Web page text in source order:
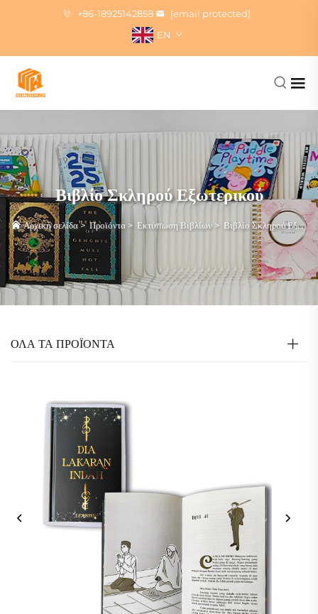
+86-18925142858
[email protected]
EN
Βιβλίο Σκληρού Εξωτερικού
Αρχική σελίδα>Προϊόντα > Εκτύπωση Βιβλίων > Βιβλίο Σκληρού Εξωτερικού
ΟΛΑ ΤΑ ΠΡΟΪΟΝΤΑ